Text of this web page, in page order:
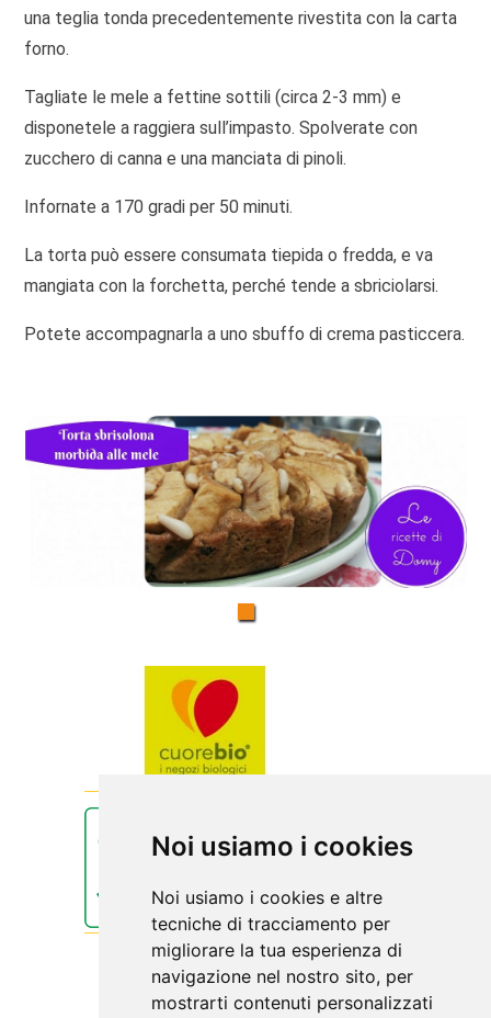
Noi usiamo i cookies
Noi usiamo i cookies e altre
tecniche di tracciamento per
migliorare la tua esperienza di
navigazione nel nostro sito, per
mostrarti contenuti personalizzati
una teglia tonda precedentemente rivestita con la carta
forno.
Tagliate le mele a fettine sottili (circa 2-3 mm) e
disponetele a raggiera sull’impasto. Spolverate con
zucchero di canna e una manciata di pinoli.
Infornate a 170 gradi per 50 minuti.
La torta può essere consumata tiepida o fredda, e va
mangiata con la forchetta, perché tende a sbriciolarsi.
Potete accompagnarla a uno sbuffo di crema pasticcera.